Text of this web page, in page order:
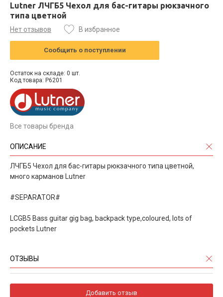
Lutner ЛЧГБ5 Чехол для бас-гитары рюкзачного
типа цветной
Нет отзывов В избранное
Сообщить о поступлении
Остаток на складе: 0 шт.
Код товара: P6201
Все товары бренда
ОПИСАНИЕ
ЛЧГБ5 Чехол для бас-гитары рюкзачного типа цветной,
много карманов Lutner
#SEPARATOR#
LCGB5 Bass guitar gig bag, backpack type,coloured, lots of
pockets Lutner
ОТЗЫВЫ
Добавить отзыв